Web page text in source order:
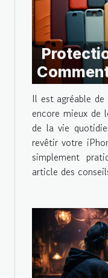
Il est agréable
encore mieux de
de la vie
revêtir votre
simplement
article des